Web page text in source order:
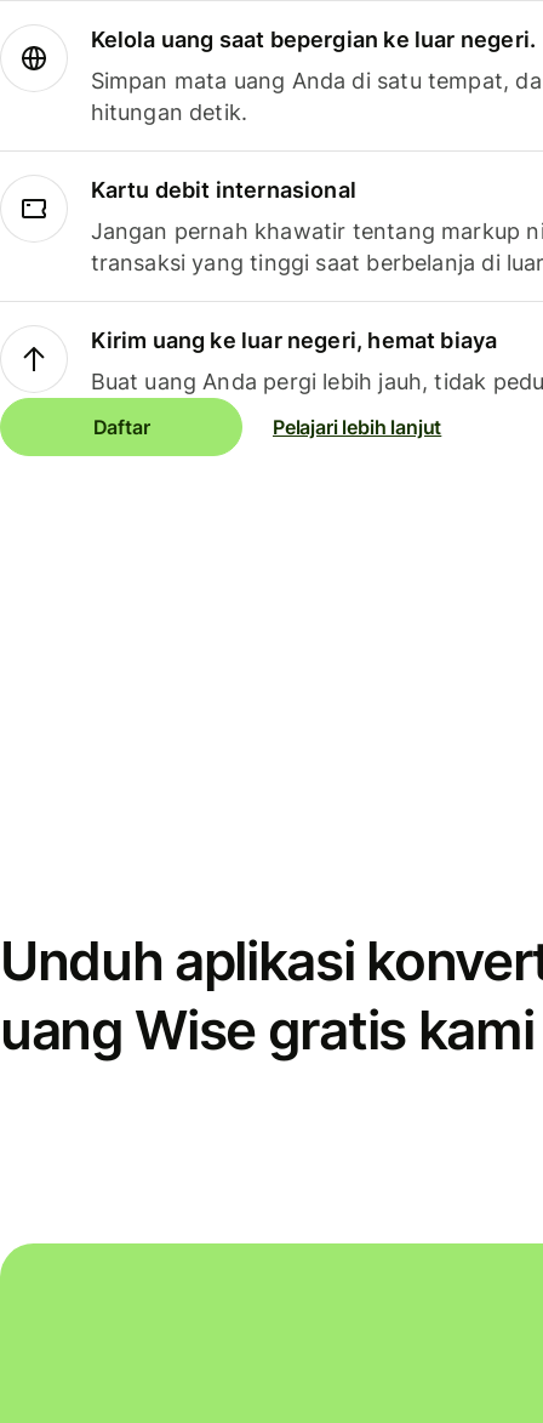
Kelola uang saat bepergian ke luar negeri.
Simpan mata uang Anda di satu tempat,
hitungan detik.
Kartu debit internasional
Jangan pernah khawatir tentang markup
transaksi yang tinggi saat berbelanja di
Kirim uang ke luar negeri, hemat biaya
Buat uang Anda pergi lebih jauh, tidak
Daftar Pelajari lebih lanjut
Unduh aplikasi
uang Wise gratis kami